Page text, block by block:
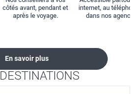
côtés avant, pendant et
après le voyage.
internet, au
dans nos
En savoir plus
DESTINATIONS